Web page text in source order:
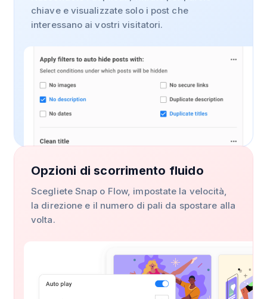
chiave e visualizzate solo i post che
interessano ai vostri visitatori.
Opzioni di scorrimento fluido
Scegliete Snap o Flow, impostate la velocità,
la direzione e il numero di pali da spostare alla
volta.